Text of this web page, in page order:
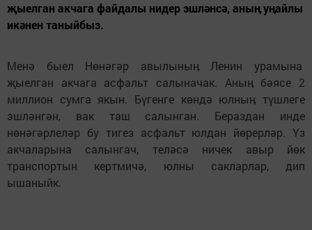
җыелган акчага файдалы нидер эшләнсә, аныӊ уӊайлы
икәнен таныйбыз.
Менә быел Нөнәгәр авылыныӊ Ленин урамына
җыелган акчага асфальт салыначак. Аныӊ бәясе 2
миллион сумга якын. Бүгенге көндә юлныӊ түшлеге
эшләнгән, вак таш салынган. Бераздан инде
нөнәгәрлеләр бу тигез асфальт юлдан йөрерләр. Үз
акчаларына салынгач, теләсә ничек авыр йөк
транспортын кертмичә, юлны сакларлар, дип
ышаныйк.